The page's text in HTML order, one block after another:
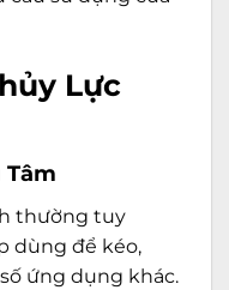
Lực
Tâm
thường tuy
dùng để kéo,
ứng dụng khác.